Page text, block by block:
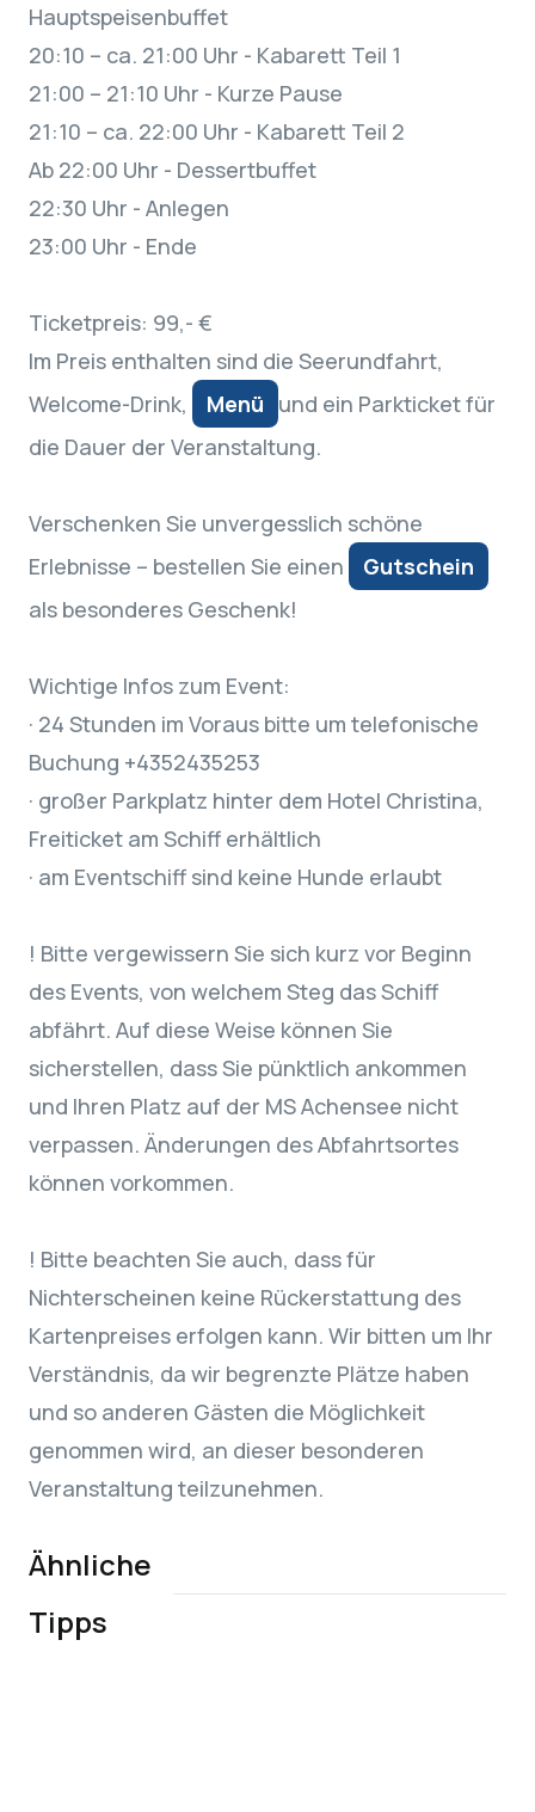
Hauptspeisenbuffet
20:10 – ca. 21:00 Uhr - Kabarett Teil 1
21:00 – 21:10 Uhr - Kurze Pause
21:10 – ca. 22:00 Uhr - Kabarett Teil 2
Ab 22:00 Uhr - Dessertbuffet
22:30 Uhr - Anlegen
23:00 Uhr - Ende
Ticketpreis: 99,- €
Im Preis enthalten sind die Seerundfahrt,
Welcome-Drink,
Menü und ein Parkticket für
die Dauer der Veranstaltung.
Verschenken Sie unvergesslich schöne
Erlebnisse – bestellen Sie einen
Gutschein
als besonderes Geschenk!
Wichtige Infos zum Event:
· 24 Stunden im Voraus bitte um telefonische
Buchung +4352435253
· großer Parkplatz hinter dem Hotel Christina,
Freiticket am Schiff erhältlich
· am Eventschiff sind keine Hunde erlaubt
! Bitte vergewissern Sie sich kurz vor Beginn
des Events, von welchem Steg das Schiff
abfährt. Auf diese Weise können Sie
sicherstellen, dass Sie pünktlich ankommen
und Ihren Platz auf der MS Achensee nicht
verpassen. Änderungen des Abfahrtsortes
können vorkommen.
! Bitte beachten Sie auch, dass für
Nichterscheinen keine Rückerstattung des
Kartenpreises erfolgen kann. Wir bitten um Ihr
Verständnis, da wir begrenzte Plätze haben
und so anderen Gästen die Möglichkeit
genommen wird, an dieser besonderen
Veranstaltung teilzunehmen.
Ähnliche
Tipps
Buonissimo!
Seerundfahrt mit
Live-Musik
Orleans